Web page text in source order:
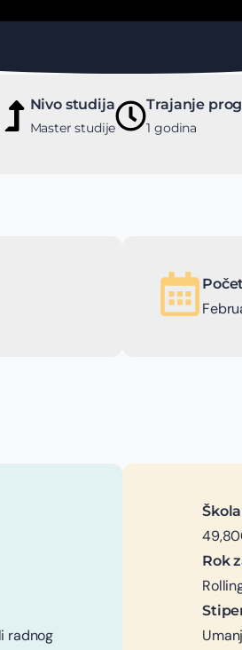
Nivo studija
Master studije
Trajanje
1 godina
radnog
Rok